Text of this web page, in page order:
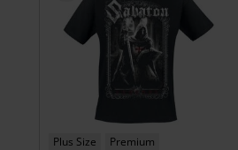
Plus Size Premium